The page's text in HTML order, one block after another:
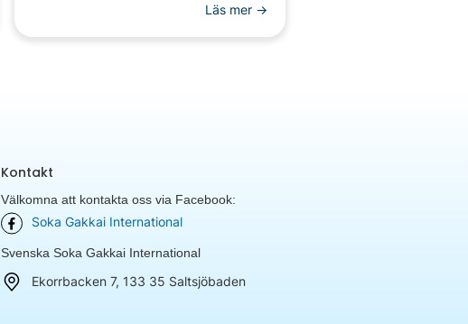
Läs mer ->
Kontakt
Välkomna att kontakta oss via Facebook:
Soka Gakkai International
Svenska Soka Gakkai International
Ekorrbacken 7, 133 35 Saltsjöbaden